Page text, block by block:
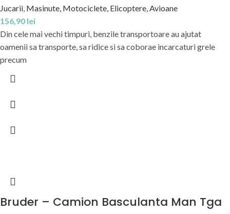
Jucarii Masinute, Motociclete, Elicoptere, Avioane
156,90 lei
Din cele mai vechi timpuri, benzile transportoare au ajutat
oamenii sa transporte, sa ridice si sa coborae incarcaturi grele
precum
Bruder – Camion Basculanta Man Tga